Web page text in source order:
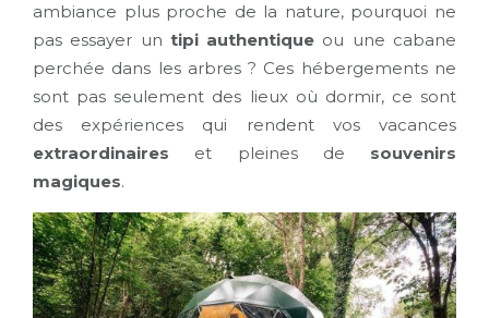
ambiance plus proche de la nature, pourquoi ne
pas essayer un tipi authentique ou une cabane
perchée dans les arbres ? Ces hébergements ne
sont pas seulement des lieux où dormir, ce sont
des expériences qui rendent vos vacances
extraordinaires et pleines de souvenirs
magiques.